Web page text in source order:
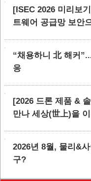
[ISEC 2026 미리보
트웨어 공급망 보안
“채용하니 北 해커
응
[2026 드론 제품 &
만나 세상(世上)을
2026년 8월, 물리&
구?